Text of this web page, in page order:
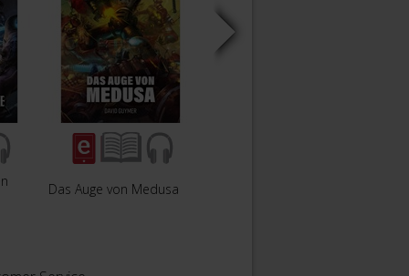
Das Auge von Medusa